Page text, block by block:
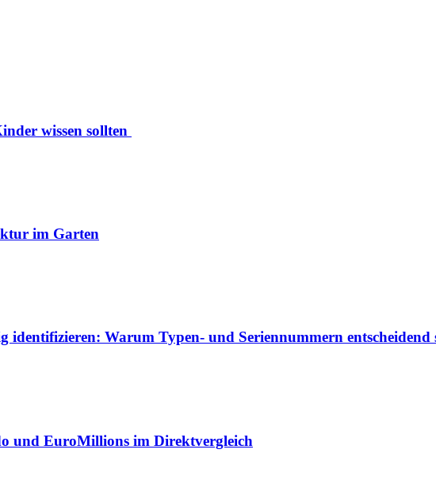
wissen sollten
im Garten
identifizieren: Warum Typen- und Seriennummern entscheidend
und EuroMillions im Direktvergleich